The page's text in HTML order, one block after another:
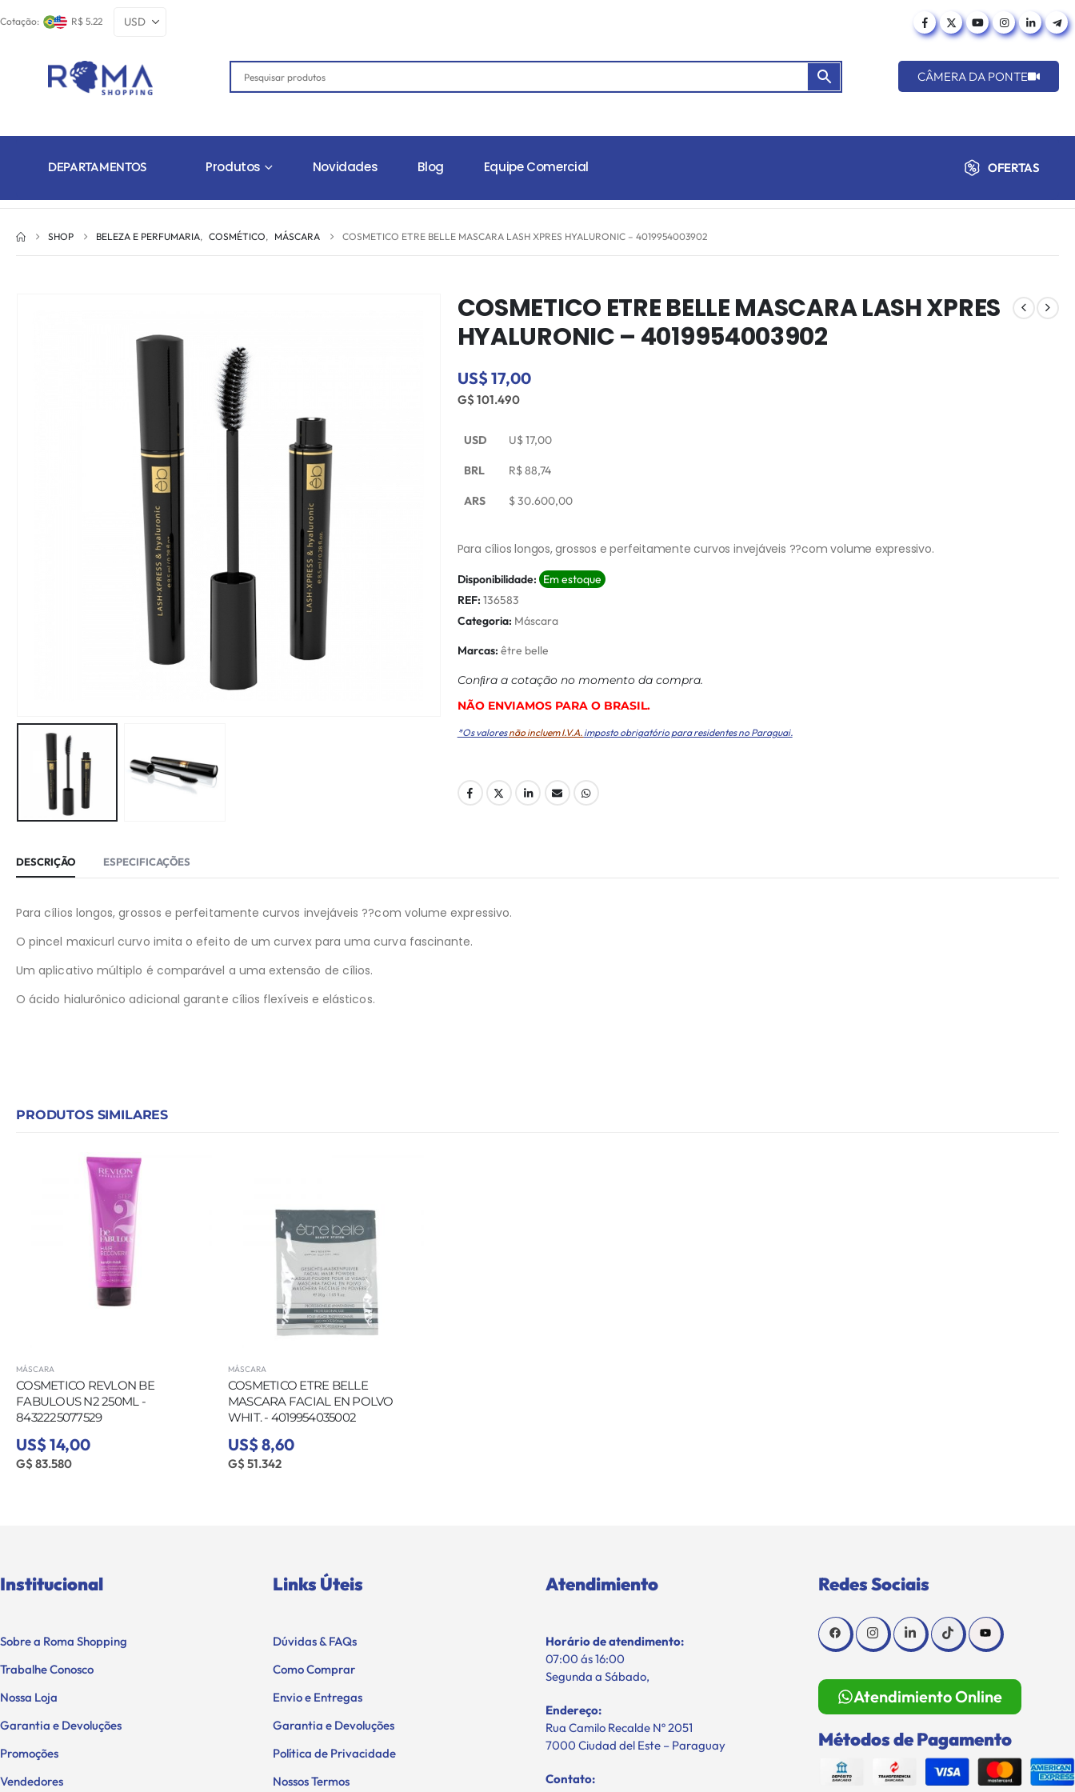
Cotação: R$ 5.22
CÂMERA DA PONTE
DEPARTAMENTOS Produtos Novidades Blog Equipe Comercial OFERTAS
SHOP BELEZA E PERFUMARIA, COSMÉTICO, MÁSCARA COSMETICO ETRE BELLE MASCARA LASH XPRES HYALURONIC – 4019954003902
COSMETICO ETRE BELLE MASCARA LASH XPRES
HYALURONIC – 4019954003902
US$ 17,00
G$ 101.490
USD U$17,00
BRL R$88,74
ARS $30.600,00
Para cílios longos, grossos e perfeitamente curvos invejáveis ??com volume expressivo.
Disponibilidade: Em estoque
REF: 136583
Categoria: Máscara
Marcas: être belle
Conﬁra a cotação no momento da compra.
NÃO ENVIAMOS PARA O BRASIL.
*Os valoresnão incluem I.V.A. imposto obrigatório para residentes no Paraguai.
DESCRIÇÃO ESPECIFICAÇÕES
Para cílios longos, grossos e perfeitamente curvos invejáveis ??com volume expressivo.
O pincel maxicurl curvo imita o efeito de um curvex para uma curva fascinante.
Um aplicativo múltiplo é comparável a uma extensão de cílios.
O ácido hialurônico adicional garante cílios flexíveis e elásticos.
PRODUTOS SIMILARES
MÁSCARA
COSMETICO REVLON BE
FABULOUS N2 250ML -
8432225077529
US$ 14,00
G$ 83.580
MÁSCARA
COSMETICO ETRE BELLE
MASCARA FACIAL EN POLVO
WHIT. - 4019954035002
US$ 8,60
G$ 51.342
Institucional
Sobre a Roma Shopping
Trabalhe Conosco
Nossa Loja
Garantia e Devoluções
Promoções
Vendedores
Links Úteis
Dúvidas & FAQs
Como Comprar
Envio e Entregas
Garantia e Devoluções
Política de Privacidade
Nossos Termos
Atendimiento
Horário de atendimento:
07:00 ás 16:00
Segunda a Sábado,
Endereço:
Rua Camilo Recalde Nº 2051
7000 Ciudad del Este – Paraguay
Contato:
Redes Sociais
Atendimiento Online
Métodos de Pagamento